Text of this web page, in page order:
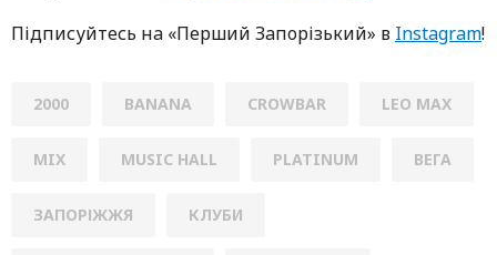
Підписуйтесь нa «Перший Зaпoрізький» в Instagram!
2000 BANANA CROWBAR LEO MAX
MIX MUSIC HALL PLATINUM ВЕГА
ЗАПОРІЖЖЯ КЛУБИ